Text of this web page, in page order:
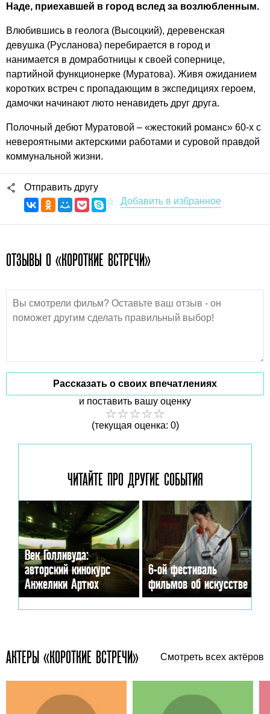
Наде, приехавшей в город вслед за возлюбленным.
Влюбившись в геолога (Высоцкий), деревенская
девушка (Русланова) перебирается в город и
нанимается в домработницы к своей сопернице,
партийной функционерке (Муратова). Живя ожиданием
коротких встреч с пропадающим в экспедициях героем,
дамочки начинают люто ненавидеть друг друга.
Полочный дебют Муратовой – «жестокий романс» 60-х с
невероятными актерскими работами и суровой правдой
коммунальной жизни.
Отправить другу
ОТЗЫВЫ О «КОРОТКИЕ ВСТРЕЧИ»
Рассказать о своих впечатлениях
и поставить вашу оценку
(текущая оценка: 0)
ЧИТАЙТЕ ПРО ДРУГИЕ СОБЫТИЯ
Век Голливуда:
авторский кинокурс
Анжелики Артюх
6-ой фестиваль
фильмов об искусстве
АКТЕРЫ «КОРОТКИЕ ВСТРЕЧИ» Смотреть всех актёров